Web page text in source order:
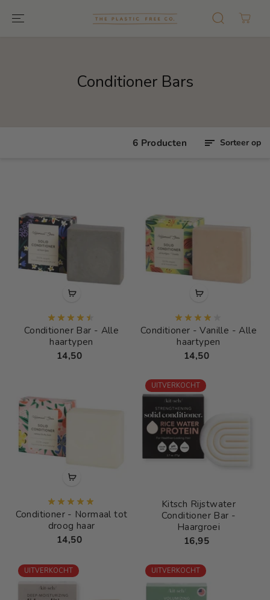
Conditioner Bars
6 Producten Sorteer op
Conditioner Bar - Alle
haartypen
14,50
Conditioner - Vanille - Alle
haartypen
14,50
Conditioner - Normaal tot
droog haar
14,50
UITVERKOCHT
Kitsch Rijstwater
Conditioner Bar -
Haargroei
16,95
UITVERKOCHT UITVERKOCHT